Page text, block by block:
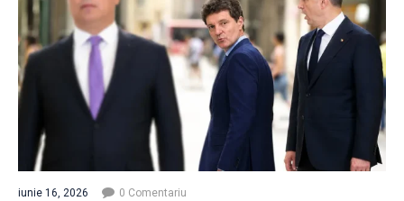
iunie 16, 2026 0 Comentariu